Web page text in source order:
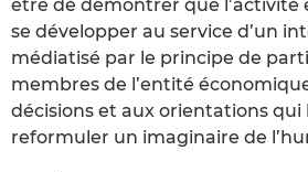
être de démontrer que l’activité
se développer au service d’un
médiatisé par le principe de
membres de l’entité
décisions et aux orientations qui
reformuler un imaginaire de